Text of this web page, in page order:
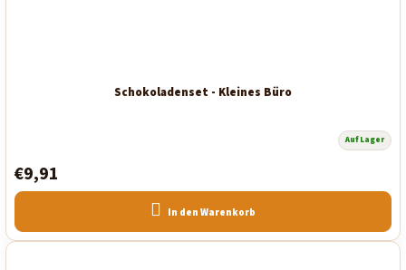
Schokoladenset - Kleines Büro
Auf Lager
€9,91
In den Warenkorb